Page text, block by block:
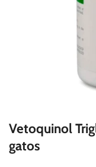
Vetoquinol
gatos